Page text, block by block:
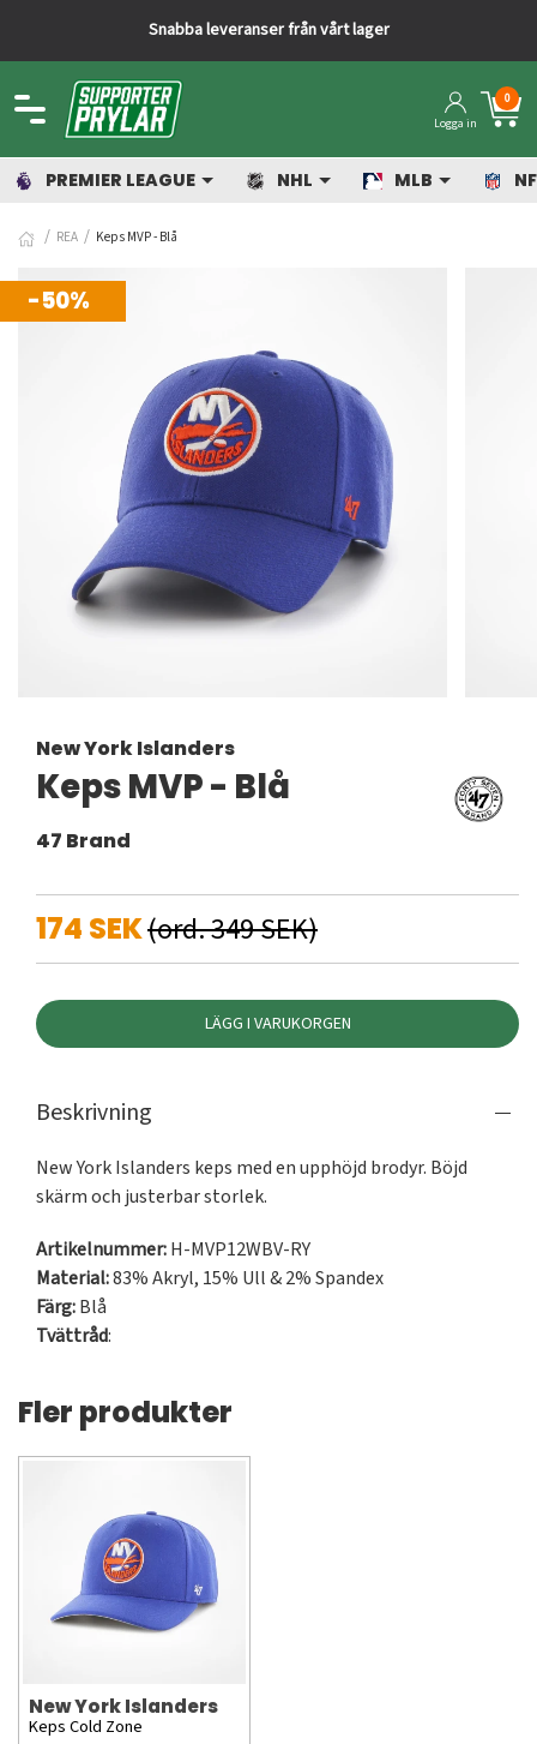
Snabba leveranser från vårt lager
Logga in
0
PREMIER LEAGUE NHL MLB
REA Keps MVP - Blå
-50%
New York Islanders
Keps MVP - Blå
47 Brand
174 SEK(ord. 349 SEK)
LÄGG I VARUKORGEN
Beskrivning
New York Islanders keps med en upphöjd brodyr. Böjd
skärm och justerbar storlek.
Artikelnummer:H-MVP12WBV-RY
Material:83% Akryl, 15% Ull & 2% Spandex
Färg:Blå
Tvättråd:
Fler produkter
New York Islanders
Keps Cold Zone